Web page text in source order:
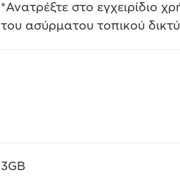
*Ανατρέξτε στο εγχειρίδιο
του ασύρματου τοπικού
3GB